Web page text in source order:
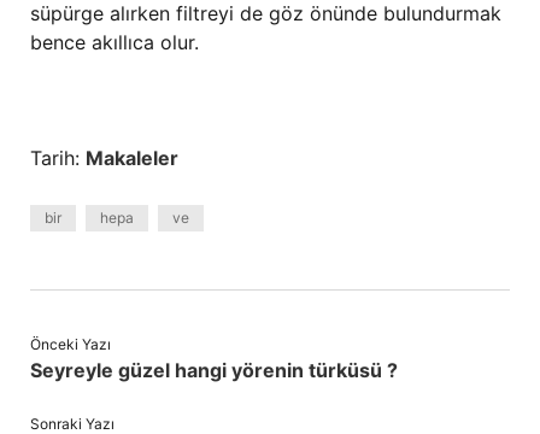
süpürge alırken filtreyi de göz önünde bulundurmak
bence akıllıca olur.
Tarih: Makaleler
bir hepa ve
Önceki Yazı
Seyreyle güzel hangi yörenin türküsü ?
Sonraki Yazı